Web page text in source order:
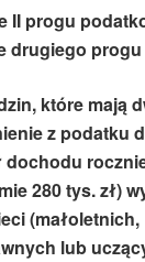
II progu
drugiego progu
które mają
z podatku
dochodu
280 tys. zł)
(małoletnich,
lub